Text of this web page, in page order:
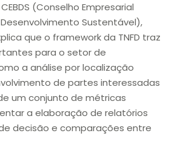
(Conselho Empresarial
Sustentável),
que o framework da TNFD traz
para o setor de
a análise por localização
de partes interessadas
um conjunto de métricas
a elaboração de relatórios
decisão e comparações entre